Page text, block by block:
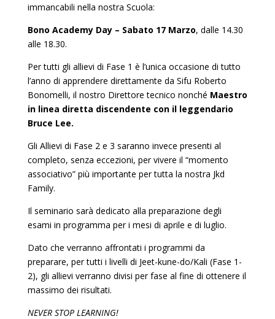
immancabili nella nostra Scuola:
Bono Academy Day – Sabato 17 Marzo, dalle 14.30
alle 18.30.
Per tutti gli allievi di Fase 1 è l’unica occasione di tutto
l’anno di apprendere direttamente da Sifu Roberto
Bonomelli, il nostro Direttore tecnico nonché Maestro
in linea diretta discendente con il leggendario
Bruce Lee.
Gli Allievi di Fase 2 e 3 saranno invece presenti al
completo, senza eccezioni, per vivere il “momento
associativo” più importante per tutta la nostra Jkd
Family.
Il seminario sarà dedicato alla preparazione degli
esami in programma per i mesi di aprile e di luglio.
Dato che verranno affrontati i programmi da
preparare, per tutti i livelli di Jeet-kune-do/Kali (Fase 1-
2), gli allievi verranno divisi per fase al fine di ottenere il
massimo dei risultati.
NEVER STOP LEARNING!